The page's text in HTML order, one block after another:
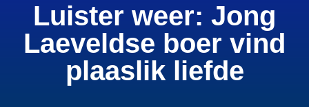
Luister weer: Jong
Laeveldse boer vind
plaaslik liefde